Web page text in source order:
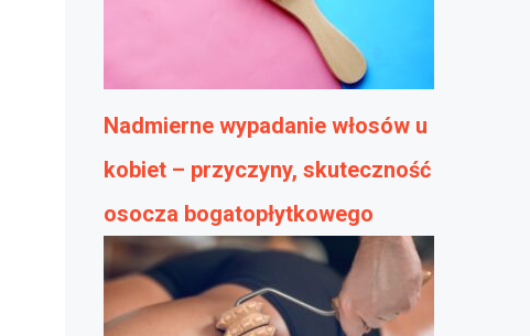
Nadmierne wypadanie włosów u
kobiet – przyczyny, skuteczność
osocza bogatopłytkowego